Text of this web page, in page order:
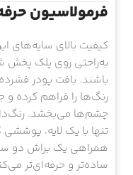
فرمولاسیون
کیفیت بالای سایه‌های
به‌راحتی روی پلک پخش
باشند. بافت پودر
رنگ‌ها را فراهم کرده
چشم‌ها می‌بخشد.
تنها با یک لایه،
همراهی یک براش دو سر
ساده‌تر و حرفه‌ای‌تر